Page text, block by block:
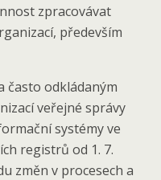
zpracovávat
především
často odkládaným
veřejné správy
systémy ve
registrů od 1. 7.
změn v procesech a